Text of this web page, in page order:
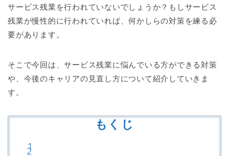
サービス残業を行われていないでしょうか？もしサービス
残業が慢性的に行われていれば、何かしらの対策を練る必
要があります。
そこで今回は、サービス残業に悩んでいる方ができる対策
や、今後のキャリアの見直し方について紹介していきま
す。
もくじ